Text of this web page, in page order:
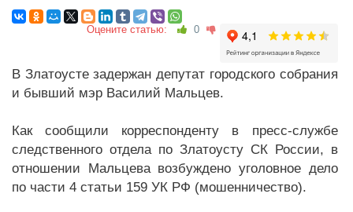
Оцените статью: 0
В Златоусте задержан депутат городского собрания
и бывший мэр Василий Мальцев.
Как сообщили корреспонденту в пресс-службе
следственного отдела по Златоусту СК России, в
отношении Мальцева возбуждено уголовное дело
по части 4 статьи 159 УК РФ (мошенничество).